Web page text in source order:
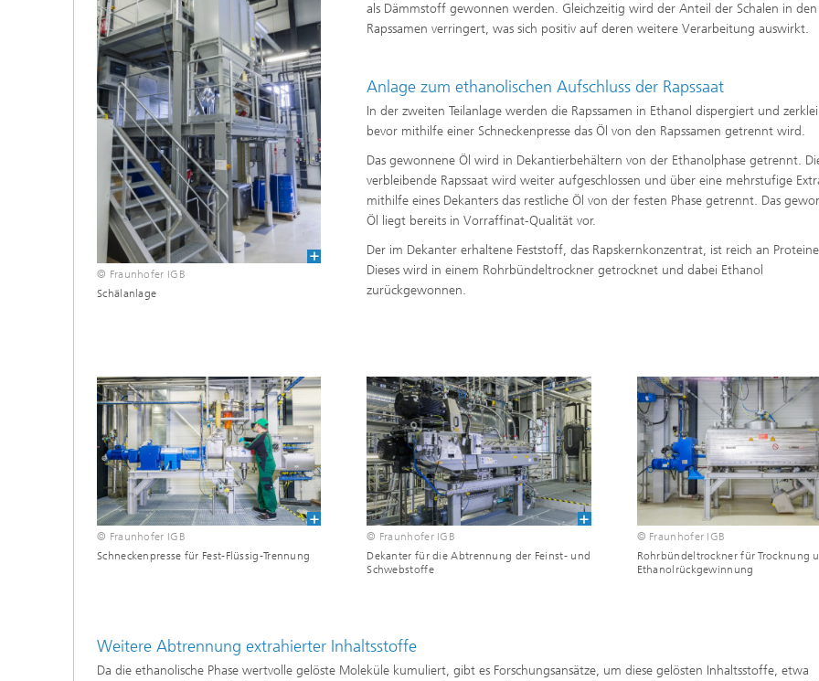
© Fraunhofer IGB
Schälanlage
als Dämmstoff gewonnen werden. Gleichzeitig wird der Anteil der Schalen in den
Rapssamen verringert, was sich positiv auf deren weitere Verarbeitung auswirkt.
Anlage zum ethanolischen Aufschluss der Rapssaat
In der zweiten Teilanlage werden die Rapssamen in Ethanol dispergiert und
bevor mithilfe einer Schneckenpresse das Öl von den Rapssamen getrennt wird.
Das gewonnene Öl wird in Dekantierbehältern von der Ethanolphase getrennt.
verbleibende Rapssaat wird weiter aufgeschlossen und über eine mehrstufige
mithilfe eines Dekanters das restliche Öl von der festen Phase getrennt. Das
Öl liegt bereits in Vorraffinat-Qualität vor.
Der im Dekanter erhaltene Feststoff, das Rapskernkonzentrat, ist reich an
Dieses wird in einem Rohrbündeltrockner getrocknet und dabei Ethanol
zurückgewonnen.
© Fraunhofer IGB
Schneckenpresse für Fest-Flüssig-Trennung
© Fraunhofer IGB
Dekanter für die Abtrennung der Feinst- und
Schwebstoffe
© Fraunhofer IGB
Rohrbündeltrockner für Trocknung
Ethanolrückgewinnung
Weitere Abtrennung extrahierter Inhaltsstoffe
Da die ethanolische Phase wertvolle gelöste Moleküle kumuliert, gibt es Forschungsansätze, um diese gelösten Inhaltsstoffe, etwa